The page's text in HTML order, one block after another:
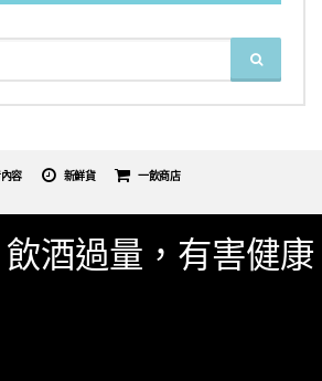
SEARCH
容 新鮮貨 一飲商店
服務條款
酒過量，有害健康